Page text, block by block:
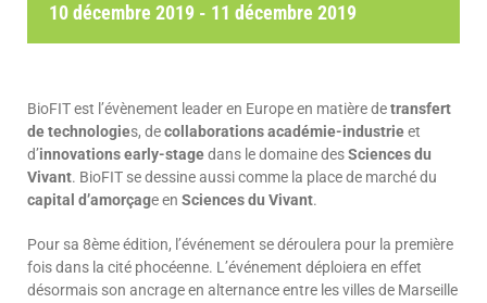
10 décembre 2019 - 11 décembre 2019
BioFIT est l’évènement leader en Europe en matière detransfert
de technologies, decollaborations académie-industrieet
d’innovations early-stagedans le domaine desSciences du
Vivant. BioFIT se dessine aussi comme la place de marché du
capital d’amorçage en Sciences du Vivant.
Pour sa 8ème édition, l’événement se déroulera pour la première
fois dans la cité phocéenne. L’événement déploiera en effet
désormais son ancrage en alternance entre les villes de Marseille